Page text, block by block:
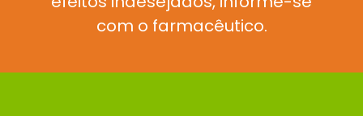
com o farmacêutico.